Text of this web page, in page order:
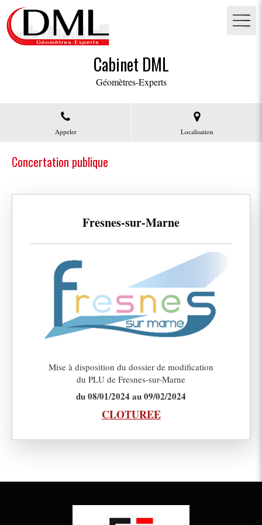
Cabinet DML
Géomètres-Experts
Appeler Localisation
Concertation publique
Fresnes-sur-Marne
Mise à disposition du dossier de modification
du PLU de Fresnes-sur-Marne
du 08/01/2024 au 09/02/2024
CLOTUREE